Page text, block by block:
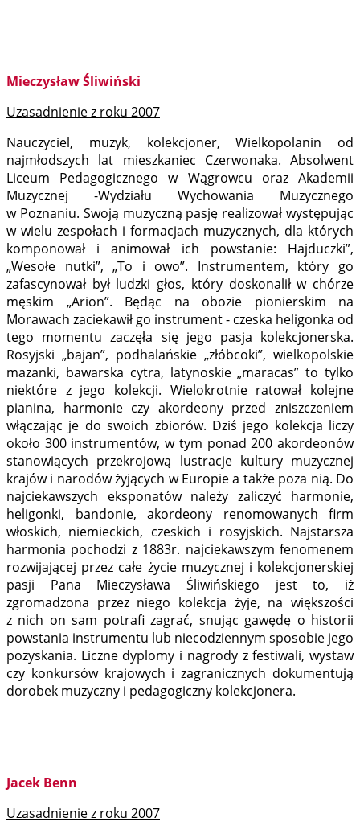
Mieczysław Śliwiński
Uzasadnienie z roku 2007
Nauczyciel, muzyk, kolekcjoner, Wielkopolanin od
najmłodszych lat mieszkaniec Czerwonaka. Absolwent
Liceum Pedagogicznego w Wągrowcu oraz Akademii
Muzycznej -Wydziału Wychowania Muzycznego
w Poznaniu. Swoją muzyczną pasję realizował występując
w wielu zespołach i formacjach muzycznych, dla których
komponował i animował ich powstanie: Hajduczki”,
„Wesołe nutki”, „To i owo”. Instrumentem, który go
zafascynował był ludzki głos, który doskonalił w chórze
męskim „Arion”. Będąc na obozie pionierskim na
Morawach zaciekawił go instrument - czeska heligonka od
tego momentu zaczęła się jego pasja kolekcjonerska.
Rosyjski „bajan”, podhalańskie „złóbcoki”, wielkopolskie
mazanki, bawarska cytra, latynoskie „maracas” to tylko
niektóre z jego kolekcji. Wielokrotnie ratował kolejne
pianina, harmonie czy akordeony przed zniszczeniem
włączając je do swoich zbiorów. Dziś jego kolekcja liczy
około 300 instrumentów, w tym ponad 200 akordeonów
stanowiących przekrojową lustracje kultury muzycznej
krajów i narodów żyjących w Europie a także poza nią. Do
najciekawszych eksponatów należy zaliczyć harmonie,
heligonki, bandonie, akordeony renomowanych firm
włoskich, niemieckich, czeskich i rosyjskich. Najstarsza
harmonia pochodzi z 1883r. najciekawszym fenomenem
rozwijającej przez całe życie muzycznej i kolekcjonerskiej
pasji Pana Mieczysława Śliwińskiego jest to, iż
zgromadzona przez niego kolekcja żyje, na większości
z nich on sam potrafi zagrać, snując gawędę o historii
powstania instrumentu lub niecodziennym sposobie jego
pozyskania. Liczne dyplomy i nagrody z festiwali, wystaw
czy konkursów krajowych i zagranicznych dokumentują
dorobek muzyczny i pedagogiczny kolekcjonera.
Jacek Benn
Uzasadnienie z roku 2007